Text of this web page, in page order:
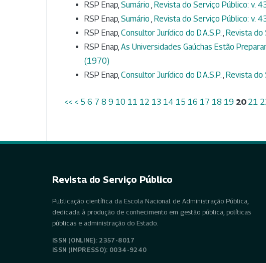
RSP Enap, Sumário , Revista do Serviço Público: v.
RSP Enap, Sumário , Revista do Serviço Público: v.
RSP Enap, Consultor Jurídico do D.A.S.P., Revista do
RSP Enap, As Universidades Gaúchas Estão
(1970)
RSP Enap, Consultor Jurídico do D.A.S.P., Revista do
<< < 5 6 7 8 9 10 11 12 13 14 15 16 17 18 19 20 21
Revista do Serviço Público
Publicação científica da Escola Nacional de Administração Pública,
dedicada à produção de conhecimento em gestão pública, políticas
públicas e administração do Estado.
ISSN (ONLINE): 2357-8017
ISSN (IMPRESSO): 0034-9240